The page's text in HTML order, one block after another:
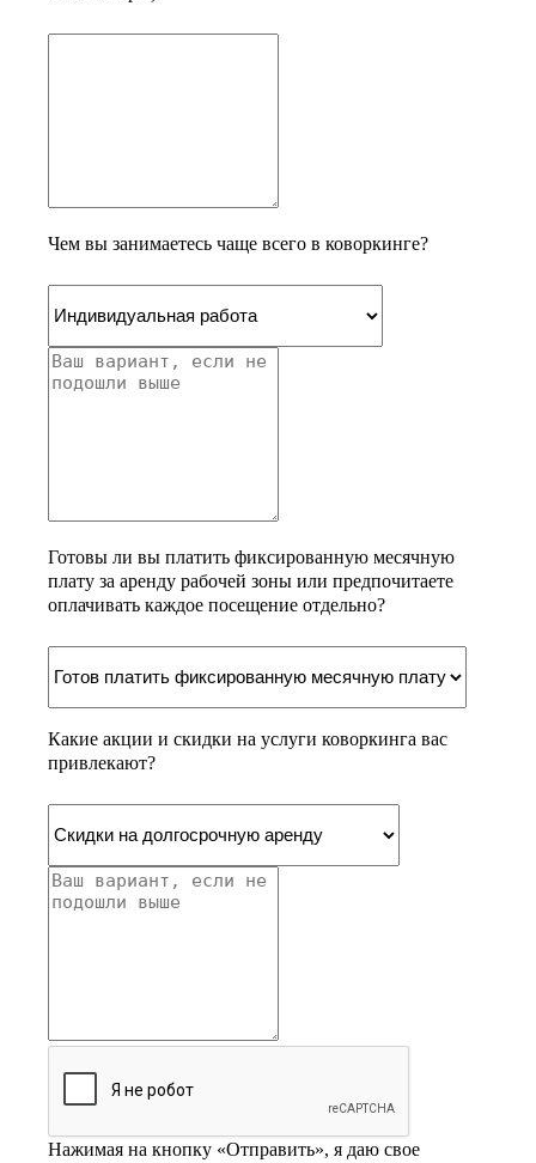
Чем вы занимаетесь чаще всего в коворкинге?
Готовы ли вы платить фиксированную месячную
плату за аренду рабочей зоны или предпочитаете
оплачивать каждое посещение отдельно?
Какие акции и скидки на услуги коворкинга вас
привлекают?
Нажимая на кнопку «Отправить», я даю свое